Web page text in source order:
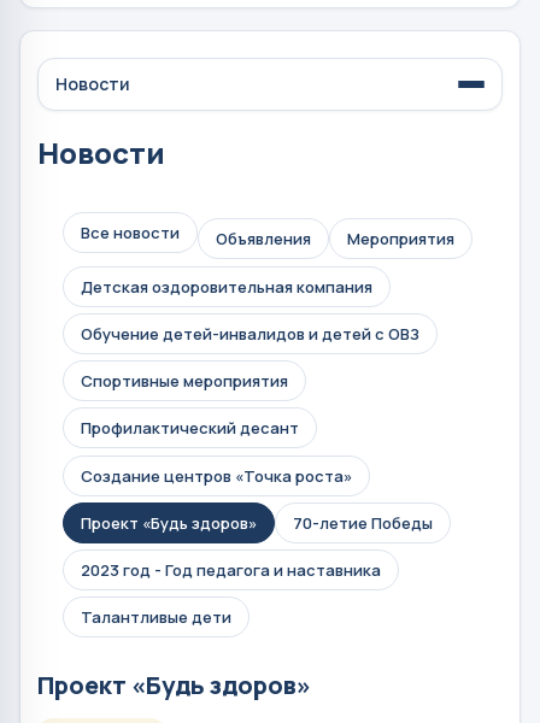
Новости
Новости
Все новости Объявления Мероприятия
Детская оздоровительная компания
Обучение детей-инвалидов и детей с ОВЗ
Спортивные мероприятия
Профилактический десант
Создание центров «Точка роста»
Проект «Будь здоров» 70-летие Победы
2023 год - Год педагога и наставника
Талантливые дети
Проект «Будь здоров»